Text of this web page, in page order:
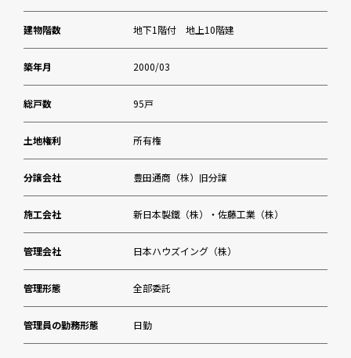
マツモトキヨシ麻布十番店
エスフォルタ六本木
三井住友銀行麻布十番支店
森美術館
建物階数 地下1階付 地上10階建
築年月 2000/03
総戸数 95戸
土地権利 所有権
分譲会社 豊田通商（株）旧分譲
施工会社 新日本製鐵（株）・佐藤工業（株）
管理会社 日本ハウズイング（株）
管理形態 全部委託
管理員の勤務形態 日勤